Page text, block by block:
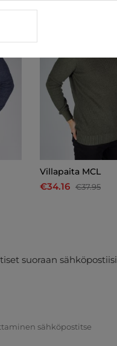
Villapaita MCL
€34.16 €37.95
suoraan sähköpostiisi
sähköpostitse